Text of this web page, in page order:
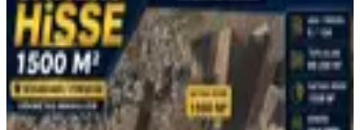
Diyarbakır, Yenişehir
1500 m²· 5.800/m²·06.08.2026
8.700.000 ₺